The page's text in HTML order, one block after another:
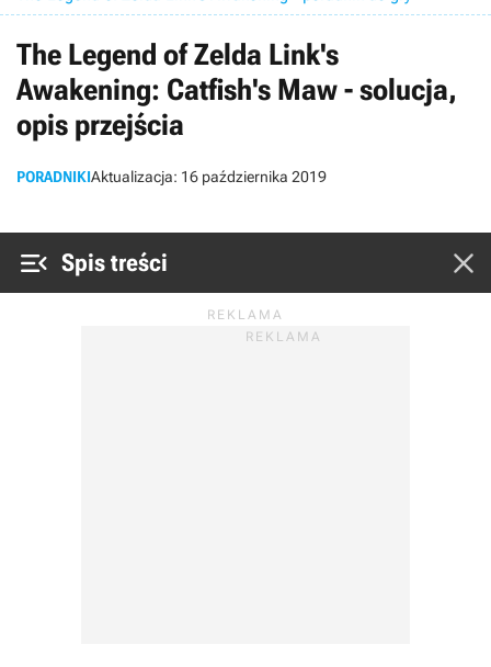
The Legend of Zelda Link's
Awakening: Catfish's Maw - solucja,
opis przejścia
PORADNIKIAktualizacja: 16 października 2019
 Spis treści 